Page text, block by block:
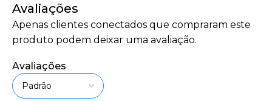
Avaliações
Avaliações
Apenas clientes conectados que compraram este
produto podem deixar uma avaliação.